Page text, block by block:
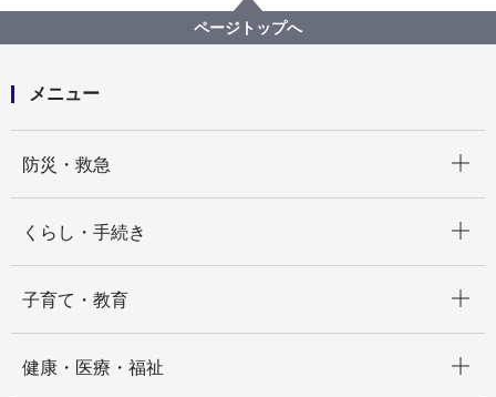
【入札結果掲載】令和２年度横浜市立北綱島特別支援
学校福祉車両等運行業務委託（医療的ケア対応）
ページトップへ
メニュー
防災・救急
くらし・手続き
子育て・教育
健康・医療・福祉